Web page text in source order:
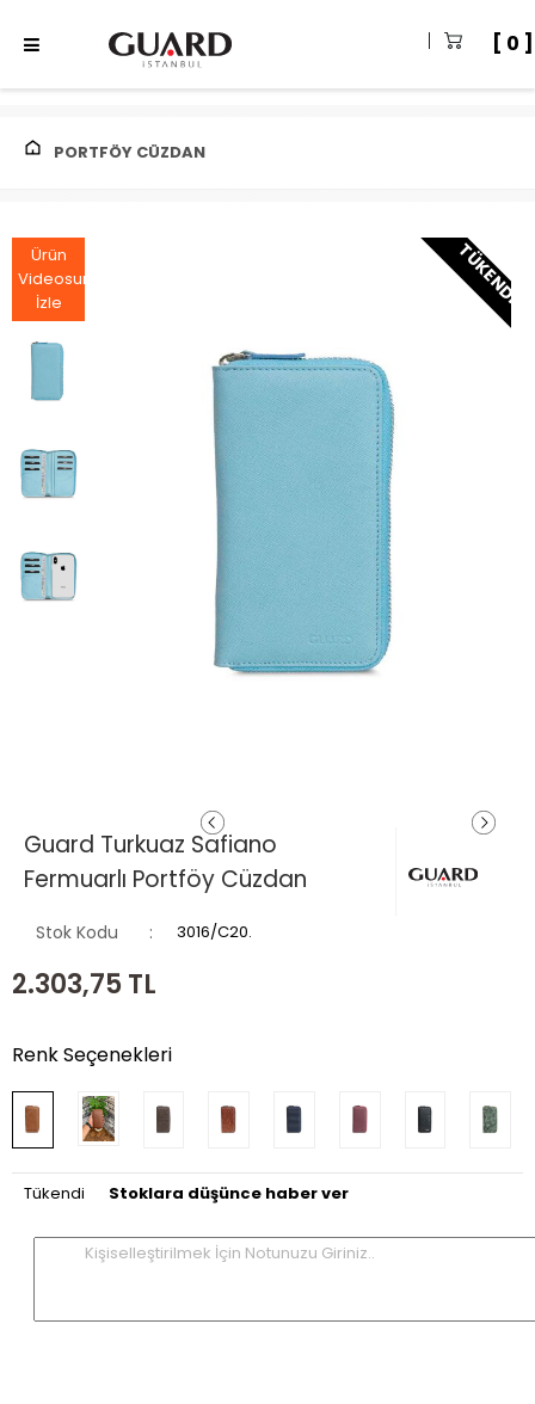
0
PORTFÖY CÜZDAN
Ürün
Videosunu
İzle
TÜKENDI
Guard Turkuaz Safiano
Fermuarlı Portföy Cüzdan
Stok Kodu 3016/C20.
2.303,75 TL
Renk Seçenekleri
Tükendi Stoklara düşünce haber ver
Kişiselleştirilmek İçin Notunuzu Giriniz..